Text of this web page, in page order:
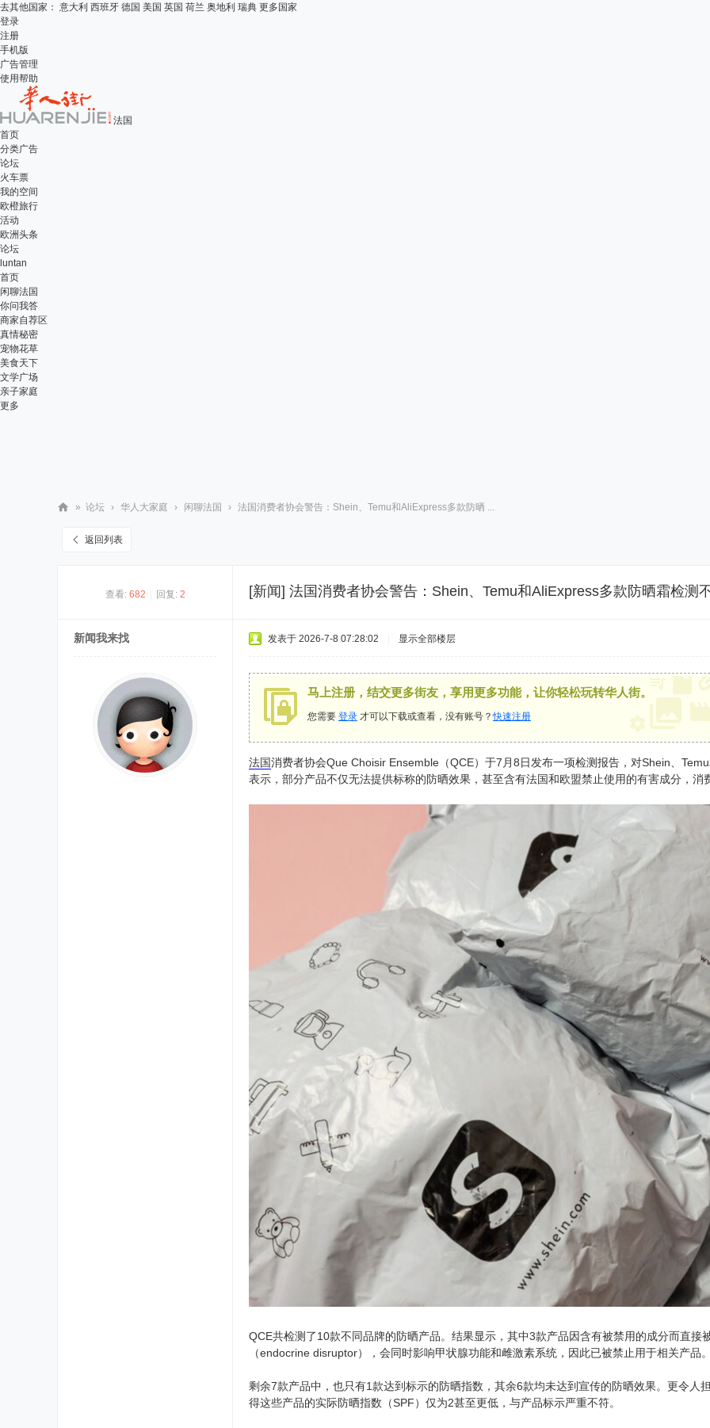
去其他国家： 意大利 西班牙 德国 美国 英国 荷兰 奥地利 瑞典 更多国家
登录
注册
手机版
广告管理
使用帮助
法国
首页
分类广告
论坛
火车票
我的空间
欧橙旅行
活动
欧洲头条
论坛
luntan
首页
闲聊法国
你问我答
商家自荐区
真情秘密
宠物花草
美食天下
文学广场
亲子家庭
更多
» 论坛 › 华人大家庭 › 闲聊法国 › 法国消费者协会警告：Shein、Temu和AliExpress多款防晒 ...
返回列表
查看: 682 回复: 2 [新闻] 法国消费者协会警告：Shein、Temu和AliExpress多款防晒霜检测
新闻我来找 发表于 2026-7-8 07:28:02 显示全部楼层
马上注册，结交更多街友，享用更多功能，让你轻松玩转华人街。
您需要 登录 才可以下载或查看，没有账号？快速注册
法国消费者协会Que Choisir Ensemble（QCE）于7月8日发布一项检测报告，对Shein、
表示，部分产品不仅无法提供标称的防晒效果，甚至含有法国和欧盟禁止使用的有害成分，消
QCE共检测了10款不同品牌的防晒产品。结果显示，其中3款产品因含有被禁用的成分而直接
（endocrine disruptor），会同时影响甲状腺功能和雌激素系统，因此已被禁止用于相关产品。
剩余7款产品中，也只有1款达到标示的防晒指数，其余6款均未达到宣传的防晒效果。更令人
得这些产品的实际防晒指数（SPF）仅为2甚至更低，与产品标示严重不符。